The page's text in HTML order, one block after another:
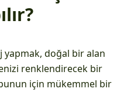
yapmak, doğal bir alan
renklendirecek bir
için mükemmel bir